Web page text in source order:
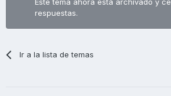
respuestas.
Ir a la lista de temas